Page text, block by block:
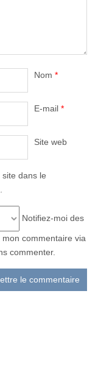
Nom *
E-mail *
Site web
dans le
Notifiez-moi des
commentaire via
commenter.